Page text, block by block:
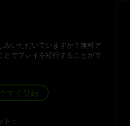
みいただいていますか？無料ア
とでプレイを続行することがで
今すぐ登録
ト：